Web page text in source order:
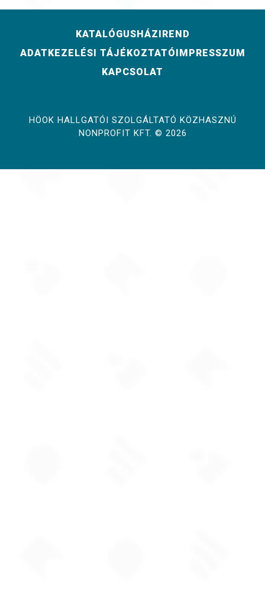
KATALÓGUSHÁZIREND
ADATKEZELÉSI TÁJÉKOZTATÓIMPRESSZUM
KAPCSOLAT
HÖOK HALLGATÓI SZOLGÁLTATÓ KÖZHASZNÚ
NONPROFIT KFT. © 2026